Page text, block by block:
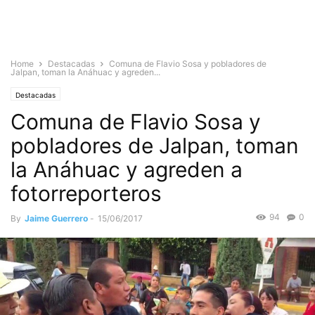
Home Destacadas
Comuna de Flavio Sosa y pobladores de
Jalpan, toman la Anáhuac y agreden...
Destacadas
Comuna de Flavio Sosa y
pobladores de Jalpan, toman
la Anáhuac y agreden a
fotorreporteros
By Jaime Guerrero - 15/06/2017 0
94